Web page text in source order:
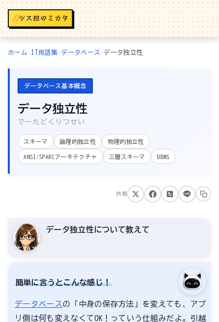
//
ホーム › IT用語集› データベース › データ独立性
データベース基本概念
データ独立性
でーたどくりつせい
スキーマ 論理的独立性 物理的独立性
ANSI/SPARCアーキテクチャ 三層スキーマ DBMS
共有
データ独立性について教えて
簡単に言うとこんな感じ！
データベースの「中身の保存方法」を変えても、アプ
リ側は何も変えなくてOK！っていう仕組みだよ。引越